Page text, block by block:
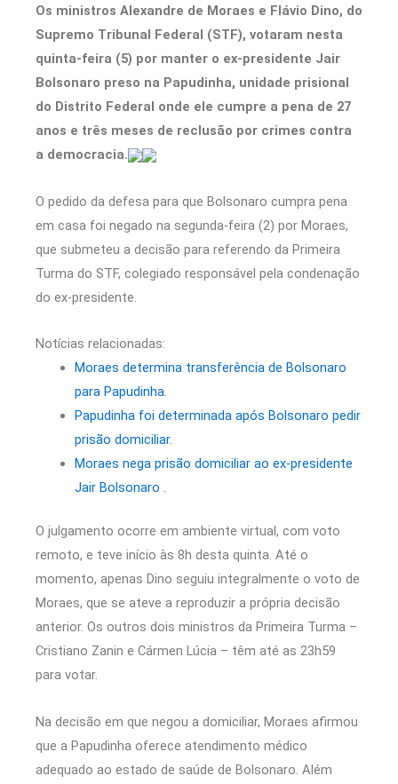
Os ministros Alexandre de Moraes e Flávio Dino, do
Supremo Tribunal Federal (STF), votaram nesta
quinta-feira (5) por manter o ex-presidente Jair
Bolsonaro preso na Papudinha, unidade prisional
do Distrito Federal onde ele cumpre a pena de 27
anos e três meses de reclusão por crimes contra
a democracia.
O pedido da defesa para que Bolsonaro cumpra pena
em casa foi negado na segunda-feira (2) por Moraes,
que submeteu a decisão para referendo da Primeira
Turma do STF, colegiado responsável pela condenação
do ex-presidente.
Notícias relacionadas:
Moraes determina transferência de Bolsonaro
para Papudinha.
Papudinha foi determinada após Bolsonaro pedir
prisão domiciliar.
Moraes nega prisão domiciliar ao ex-presidente
Jair Bolsonaro .
O julgamento ocorre em ambiente virtual, com voto
remoto, e teve início às 8h desta quinta. Até o
momento, apenas Dino seguiu integralmente o voto de
Moraes, que se ateve a reproduzir a própria decisão
anterior. Os outros dois ministros da Primeira Turma –
Cristiano Zanin e Cármen Lúcia – têm até as 23h59
para votar.
Na decisão em que negou a domiciliar, Moraes afirmou
que a Papudinha oferece atendimento médico
adequado ao estado de saúde de Bolsonaro. Além